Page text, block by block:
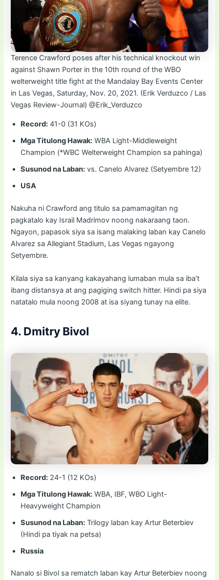
Terence Crawford poses after his technical knockout win
against Shawn Porter in the 10th round of the WBO
welterweight title fight at the Mandalay Bay Events Center
in Las Vegas, Saturday, Nov. 20, 2021. (Erik Verduzco / Las
Vegas Review-Journal) @Erik_Verduzco
Record: 41-0 (31 KOs)
Mga Titulong Hawak: WBA Light-Middleweight
Champion (*WBC Welterweight Champion sa pahinga)
Susunod na Laban: vs. Canelo Alvarez (Setyembre 12)
USA
Nakuha ni Crawford ang titulo sa pamamagitan ng
pagkatalo kay Israil Madrimov noong nakaraang taon.
Ngayon, papasok siya sa isang malaking laban kay Canelo
Alvarez sa Allegiant Stadium, Las Vegas ngayong
Setyembre.
Kilala siya sa kanyang kakayahang lumaban mula sa iba’t
ibang distansya at ang pagiging switch hitter. Hindi pa siya
natatalo mula noong 2008 at isa siyang tunay na elite.
4. Dmitry Bivol
Record: 24-1 (12 KOs)
Mga Titulong Hawak: WBA, IBF, WBO Light-
Heavyweight Champion
Susunod na Laban: Trilogy laban kay Artur Beterbiev
(Hindi pa tiyak na petsa)
Russia
Nanalo si Bivol sa rematch laban kay Artur Beterbiev noong